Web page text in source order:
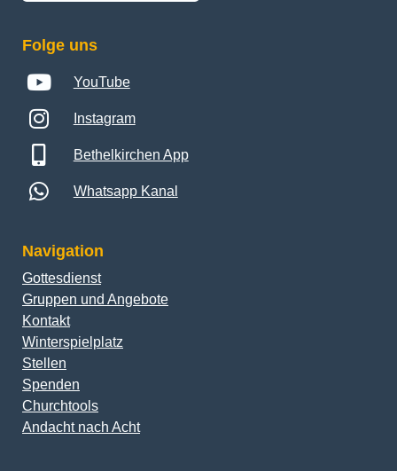
Folge uns
YouTube
Instagram
Bethelkirchen App
Whatsapp Kanal
Navigation
Gottesdienst
Gruppen und Angebote
Kontakt
Winterspielplatz
Stellen
Spenden
Churchtools
Andacht nach Acht